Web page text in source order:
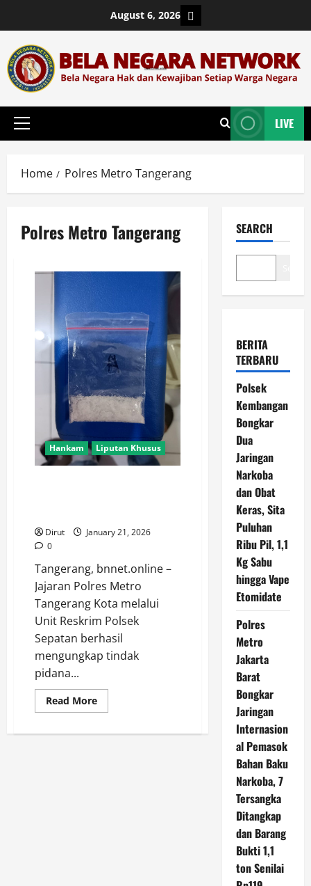
content
August 6, 2026 Login
Primary
LIVE
Home Polres Metro Tangerang
Polres Metro Tangerang
Hankam Liputan Khusus
Dirut
January 21, 2026
0
Tangerang, bnnet.online –
Jajaran Polres Metro
Tangerang Kota melalui
Unit Reskrim Polsek
Sepatan berhasil
mengungkap tindak
pidana...
Read MoreRead
more
Metro
SEARCH
BERITA
TERBARU
Polsek
Kembangan
Bongkar
Dua
Jaringan
Narkoba
dan Obat
Keras, Sita
Puluhan
Ribu Pil, 1,1
Kg Sabu
hingga Vape
Etomidate
Polres
Metro
Jakarta
Barat
Bongkar
Jaringan
Internasion
al Pemasok
Bahan Baku
Narkoba, 7
Tersangka
Ditangkap
dan Barang
Bukti 1,1
ton Senilai